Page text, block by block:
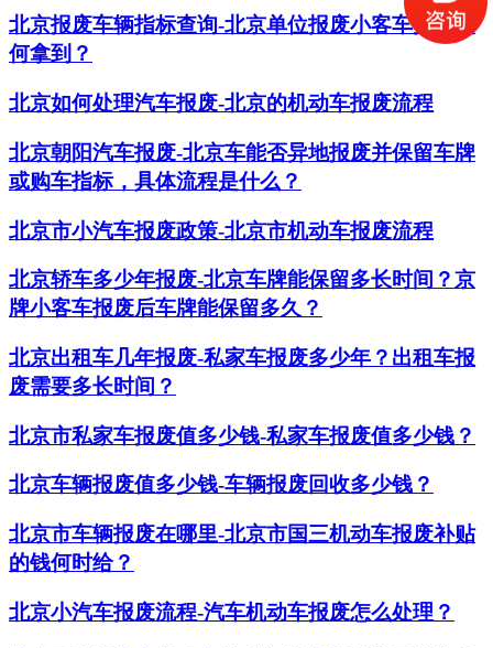
北京报废车辆指标查询-北京单位报废小客车指标如
何拿到？
北京如何处理汽车报废-北京的机动车报废流程
北京朝阳汽车报废-北京车能否异地报废并保留车牌
或购车指标，具体流程是什么？
北京市小汽车报废政策-北京市机动车报废流程
北京轿车多少年报废-北京车牌能保留多长时间？京
牌小客车报废后车牌能保留多久？
​北京出租车几年报废-私家车报废多少年？出租车报
废需要多长时间？
北京市私家车报废值多少钱-私家车报废值多少钱？
北京车辆报废值多少钱-车辆报废回收多少钱？
北京市车辆报废在哪里-北京市国三机动车报废补贴
的钱何时给？
北京小汽车报废流程-汽车机动车报废怎么处理？